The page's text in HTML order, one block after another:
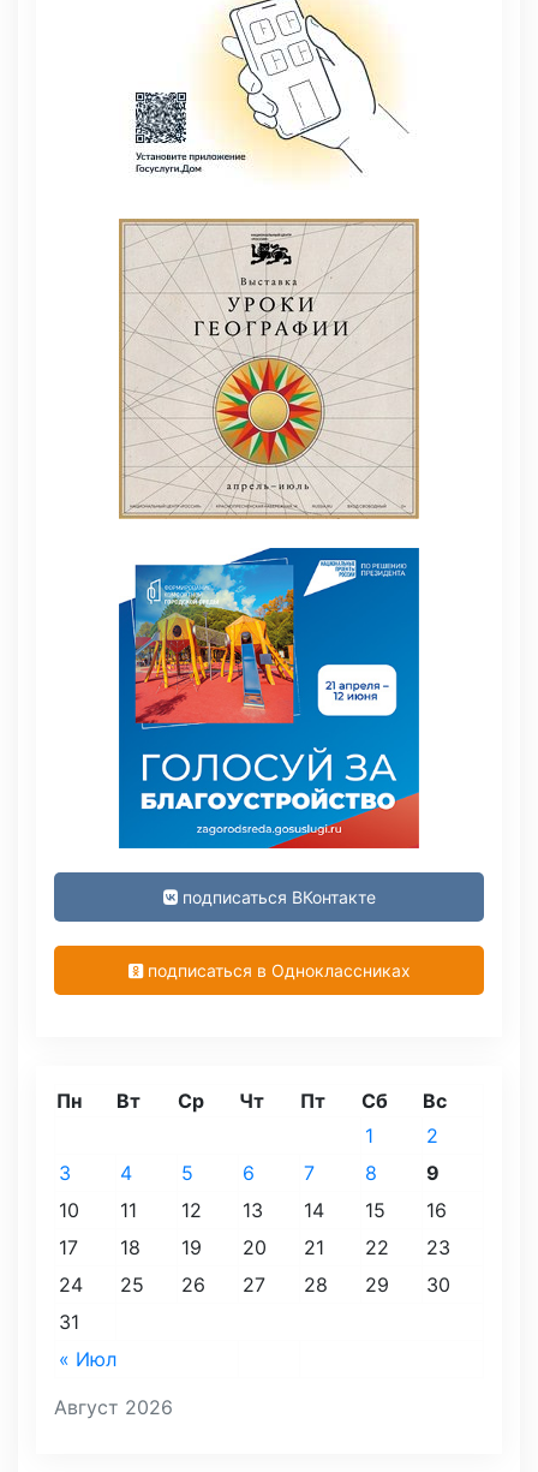
подписаться ВКонтакте
подписаться в Одноклассниках
Август 2026
Пн Вт Ср Чт Пт Сб Вс
« Июл
1
2
3
4 5 6 7 8
9
10
11 12 13 14 15
16
17
18 19 20 21 22
23
24
25 26 27 28 29
30
31